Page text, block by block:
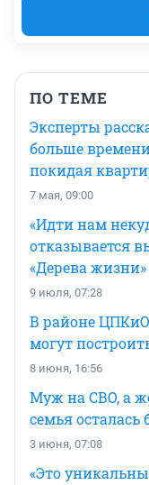
ПО ТЕМЕ
Эксперты
больше
покидая
7 мая, 09:00
«Идти нам
отказывается
«Дерева жизни»
9 июля, 07:28
В районе
могут
8 июня, 16:56
Муж на СВО, а
семья
3 июня, 07:08
«Это